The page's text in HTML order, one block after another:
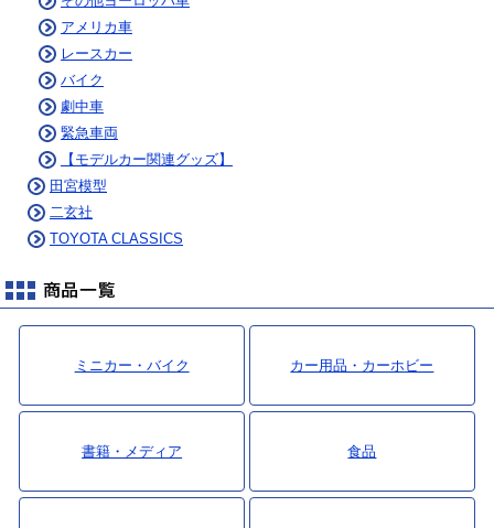
アメリカ車
レースカー
バイク
劇中車
緊急車両
【モデルカー関連グッズ】
田宮模型
二玄社
TOYOTA CLASSICS
ミニカー・バイク カー用品・カーホビー
書籍・メディア 食品